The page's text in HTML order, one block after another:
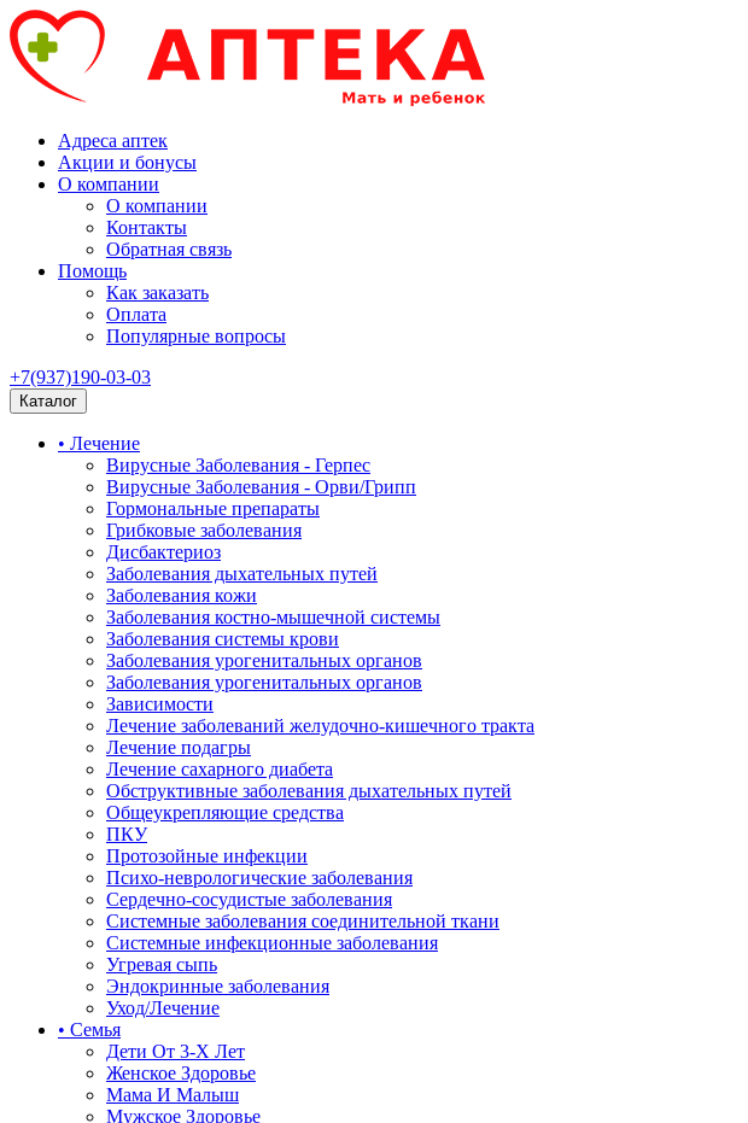
Адреса аптек
Акции и бонусы
О компании
О компании
Контакты
Обратная связь
Помощь
Как заказать
Оплата
Популярные вопросы
+7(937)190-03-03
Каталог
• Лечение
Вирусные Заболевания - Герпес
Вирусные Заболевания - Орви/Грипп
Гормональные препараты
Грибковые заболевания
Дисбактериоз
Заболевания дыхательных путей
Заболевания кожи
Заболевания костно-мышечной системы
Заболевания системы крови
Заболевания урогенитальных органов
Заболевания урогенитальных органов
Зависимости
Лечение заболеваний желудочно-кишечного тракта
Лечение подагры
Лечение сахарного диабета
Обструктивные заболевания дыхательных путей
Общеукрепляющие средства
ПКУ
Протозойные инфекции
Психо-неврологические заболевания
Сердечно-сосудистые заболевания
Системные заболевания соединительной ткани
Системные инфекционные заболевания
Угревая сыпь
Эндокринные заболевания
Уход/Лечение
• Семья
Дети От 3-Х Лет
Женское Здоровье
Мама И Малыш
Мужское Здоровье